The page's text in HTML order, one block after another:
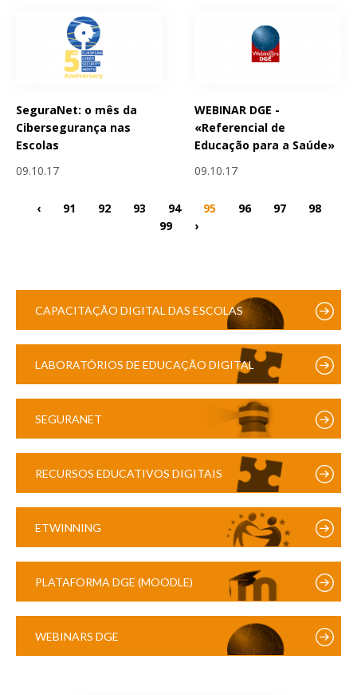
SeguraNet: o mês da
Cibersegurança nas
Escolas
09.10.17
WEBINAR DGE -
«Referencial de
Educação para a Saúde»
09.10.17
‹ 91 92 93 94 95 96 97
98
99
›
CAPACITAÇÃO DIGITAL DAS ESCOLAS
LABORATÓRIOS DE EDUCAÇÃO DIGITAL
SEGURANET
RECURSOS EDUCATIVOS DIGITAIS
ETWINNING
PLATAFORMA DGE (MOODLE)
WEBINARS DGE